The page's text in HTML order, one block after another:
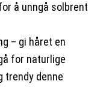
å unngå solbrent
– gi håret en
for naturlige
trendy denne